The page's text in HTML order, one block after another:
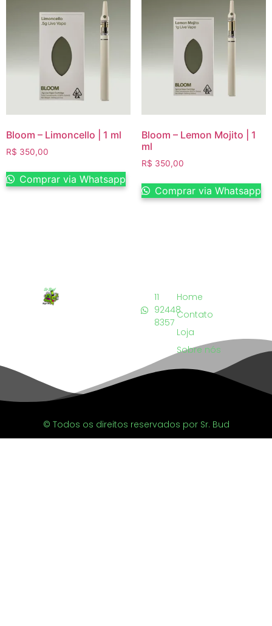
Bloom – Limoncello | 1 ml
R$ 350,00
Comprar via Whatsapp
Bloom – Lemon Mojito | 1
ml
R$ 350,00
Comprar via Whatsapp
Home
Contato
Loja
Sobre nós
11
92448
8357
© Todos os direitos reservados por Sr. Bud